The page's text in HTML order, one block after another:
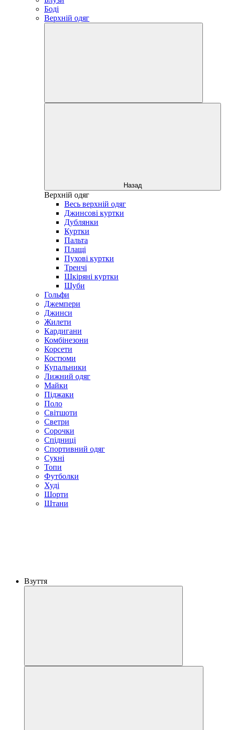
Боді
Верхній одяг
Назад
Верхній одяг
Весь верхній одяг
Джинсові куртки
Дублянки
Куртки
Пальта
Плащі
Пухові куртки
Тренчі
Шкіряні куртки
Шуби
Гольфи
Джемпери
Джинси
Жилети
Кардигани
Комбінезони
Корсети
Костюми
Купальники
Лижний одяг
Майки
Піджаки
Поло
Світшоти
Светри
Сорочки
Спідниці
Спортивний одяг
Сукні
Топи
Футболки
Худі
Шорти
Штани
Взуття